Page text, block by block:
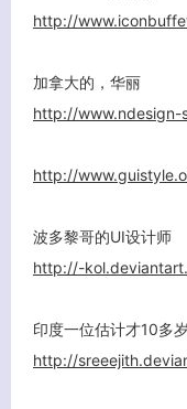
http://
加拿大的，华丽
http://www.ndesign-
http://
波多黎哥的UI设计师
http://-
印度一位估计才10多
http://